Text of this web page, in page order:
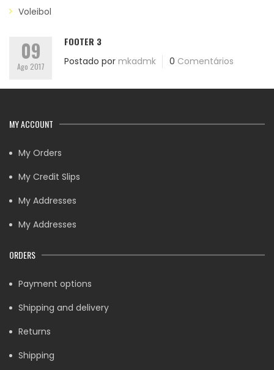
Voleibol
09
Ago 2017
FOOTER 3
Postado por mkadmk 0 Comentários
MY ACCOUNT
My Orders
My Credit Slips
My Addresses
My Addresses
ORDERS
Payment options
Shipping and delivery
Returns
Shipping